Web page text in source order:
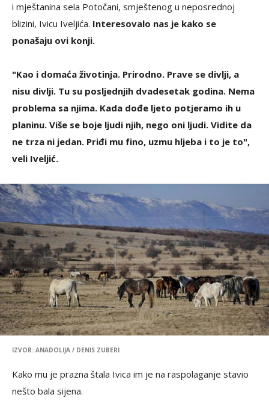
i mještanina sela Potočani, smještenog u neposrednoj
blizini, Ivicu Iveljića. Interesovalo nas je kako se
ponašaju ovi konji.
"Kao i domaća životinja. Prirodno. Prave se divlji, a
nisu divlji. Tu su posljednjih dvadesetak godina. Nema
problema sa njima. Kada dođe ljeto potjeramo ih u
planinu. Više se boje ljudi njih, nego oni ljudi. Vidite da
ne trza ni jedan. Priđi mu fino, uzmu hljeba i to je to",
veli Iveljić.
IZVOR: ANADOLIJA / DENIS ZUBERI
Kako mu je prazna štala Ivica im je na raspolaganje stavio
nešto bala sijena.